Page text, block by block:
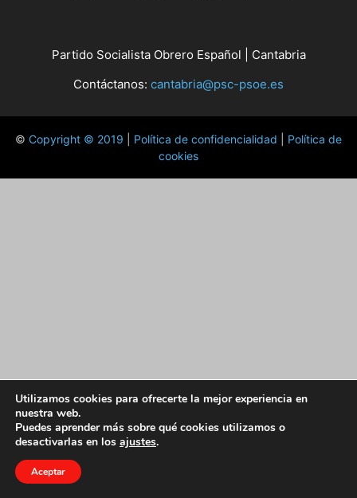
Partido Socialista Obrero Español | Cantabria
Contáctanos: cantabria@psc-psoe.es
© Copyright © 2019 Política de confidencialidad
Política de
cookies
Utilizamos cookies para ofrecerte la mejor experiencia en
nuestra web.
Puedes aprender más sobre qué cookies utilizamos o
desactivarlas en los ajustes.
Aceptar